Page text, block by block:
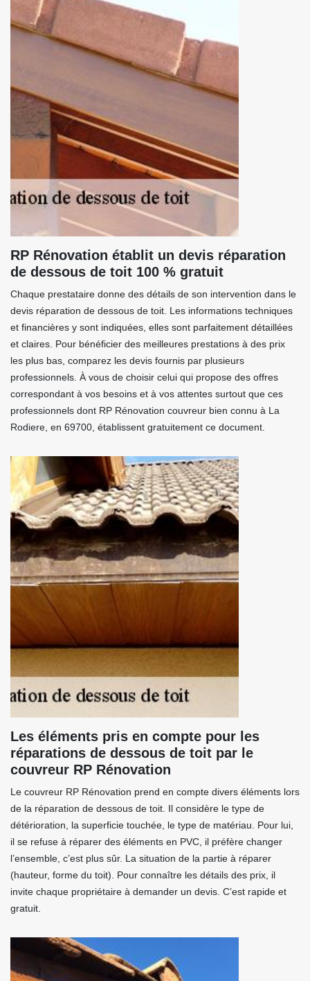
RP Rénovation établit un devis réparation
de dessous de toit 100 % gratuit
Chaque prestataire donne des détails de son intervention dans le
devis réparation de dessous de toit. Les informations techniques
et financières y sont indiquées, elles sont parfaitement détaillées
et claires. Pour bénéficier des meilleures prestations à des prix
les plus bas, comparez les devis fournis par plusieurs
professionnels. À vous de choisir celui qui propose des offres
correspondant à vos besoins et à vos attentes surtout que ces
professionnels dont RP Rénovation couvreur bien connu à La
Rodiere, en 69700, établissent gratuitement ce document.
Les éléments pris en compte pour les
réparations de dessous de toit par le
couvreur RP Rénovation
Le couvreur RP Rénovation prend en compte divers éléments lors
de la réparation de dessous de toit. Il considère le type de
détérioration, la superficie touchée, le type de matériau. Pour lui,
il se refuse à réparer des éléments en PVC, il préfère changer
l’ensemble, c’est plus sûr. La situation de la partie à réparer
(hauteur, forme du toit). Pour connaître les détails des prix, il
invite chaque propriétaire à demander un devis. C’est rapide et
gratuit.